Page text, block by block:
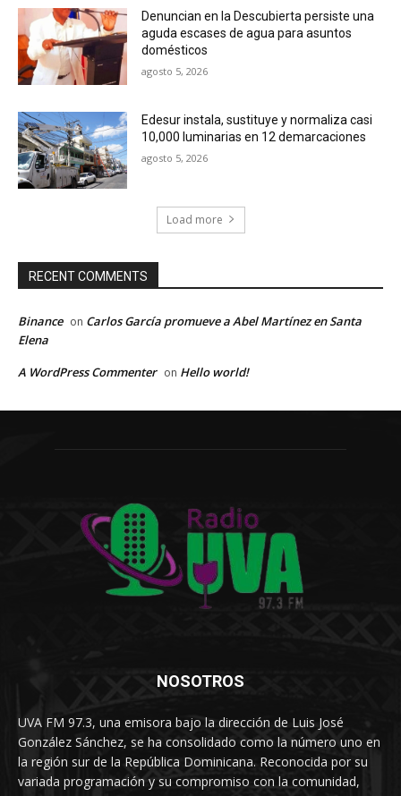
Denuncian en la Descubierta persiste una
aguda escases de agua para asuntos
domésticos
agosto 5, 2026
Edesur instala, sustituye y normaliza casi
10,000 luminarias en 12 demarcaciones
agosto 5, 2026
Load more
RECENT COMMENTS
Binance on Carlos García promueve a Abel Martínez en Santa
Elena
A WordPress Commenter on Hello world!
NOSOTROS
UVA FM 97.3, una emisora bajo la dirección de Luis José
González Sánchez, se ha consolidado como la número uno en
la región sur de la República Dominicana. Reconocida por su
variada programación y su compromiso con la comunidad,